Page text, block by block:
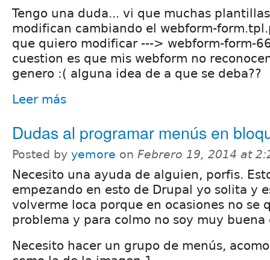
Tengo una duda... vi que muchas
modifican cambiando el webform-
que quiero modificar ---> webform-form-
cuestion es que mis webform no
genero :( alguna idea de a que se deba??
Leer más
Dudas al programar menús en
Posted by yemore on Febrero 19, 2014 at
Necesito una ayuda de alguien, porfis.
empezando en esto de Drupal yo solita y
volverme loca porque en ocasiones no se
problema y para colmo no soy muy buena
Necesito hacer un grupo de menús,